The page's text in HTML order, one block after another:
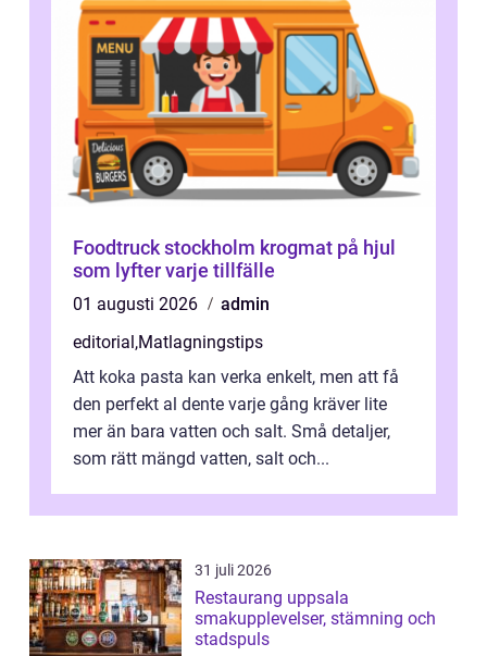
Foodtruck stockholm krogmat på hjul
som lyfter varje tillfälle
01 augusti 2026
admin
editorial ,Matlagningstips
Att koka pasta kan verka enkelt, men att få
den perfekt al dente varje gång kräver lite
mer än bara vatten och salt. Små detaljer,
som rätt mängd vatten, salt och...
31 juli 2026
Restaurang uppsala
smakupplevelser, stämning och
stadspuls